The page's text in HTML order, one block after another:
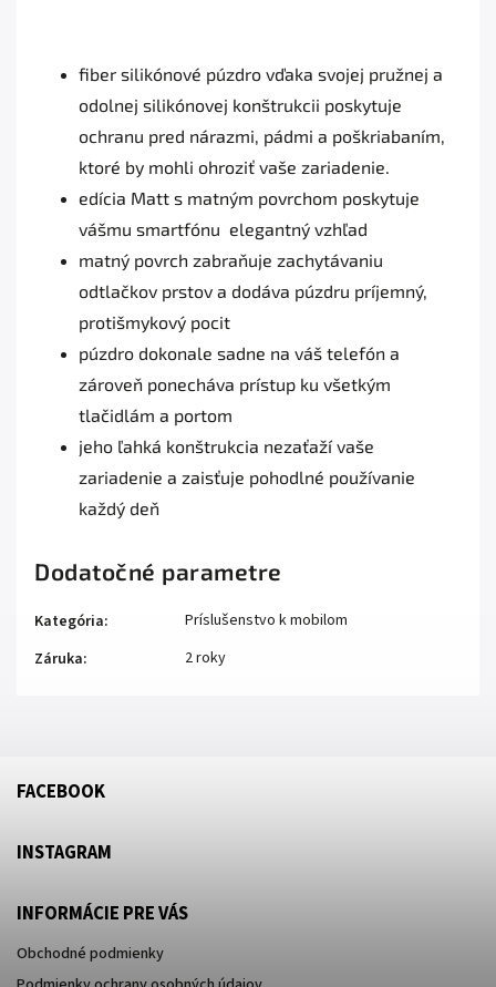
fiber silikónové púzdro vďaka svojej pružnej a
odolnej silikónovej konštrukcii poskytuje
ochranu pred nárazmi, pádmi a poškriabaním,
ktoré by mohli ohroziť vaše zariadenie.
edícia Matt s matným povrchom poskytuje
vášmu smartfónu elegantný vzhľad
matný povrch zabraňuje zachytávaniu
odtlačkov prstov a dodáva púzdru príjemný,
protišmykový pocit
púzdro dokonale sadne na váš telefón a
zároveň ponecháva prístup ku všetkým
tlačidlám a portom
jeho ľahká konštrukcia nezaťaží vaše
zariadenie a zaisťuje pohodlné používanie
každý deň
Dodatočné parametre
Kategória:
Príslušenstvo k mobilom
Záruka: 2 roky
FACEBOOK
INSTAGRAM
INFORMÁCIE PRE VÁS
Obchodné podmienky